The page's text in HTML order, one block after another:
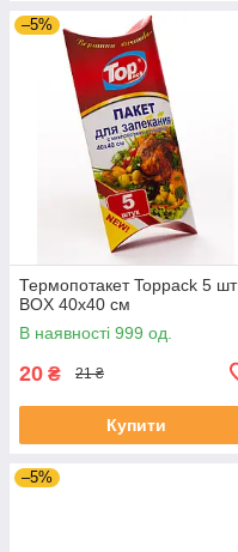
–5%
Термопотакет Toppack 5 шт
BOX 40х40 см
В наявності 999 од.
20 ₴ 21 ₴
Купити
–5%